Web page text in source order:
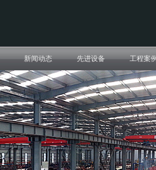
新闻动态 先进设备 工程案